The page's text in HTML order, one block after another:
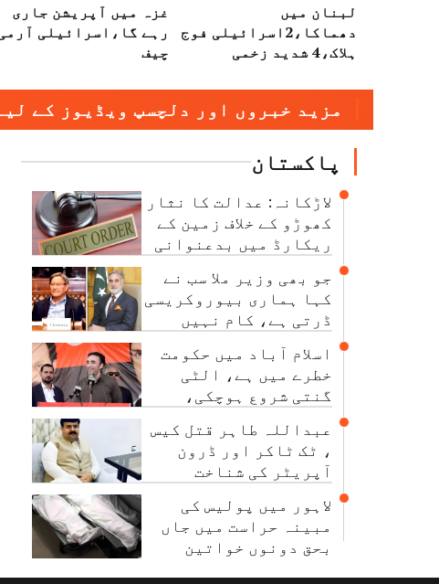
لبنان میں
دھماکا،2اسرائیلی فوج
ہلاک،4 شدید زخمی
غزہ میں آپریشن جاری
رہے گا،اسرائیلی
چیف
مزید خبروں اور دلچسپ ویڈیوز کے
پاکستان
لاڑکانہ: عدالت کا نثار
کھوڑو کے خلاف زمین کے
ریکارڈ میں بدعنوانی
جو بھی وزیر ملا سب نے
کہا ہماری بیوروکریسی
ڈرتی ہے، کام نہیں
اسلام آباد میں حکومت
خطرے میں ہے، الٹی
گنتی شروع ہوچکی،
عبداللہ طاہر قتل کیس
، ٹک ٹاکر اور ڈرون
آپریٹر کی شناخت
لاہور میں پولیس کی
مبینہ حراست میں جاں
بحق دونوں خواتین